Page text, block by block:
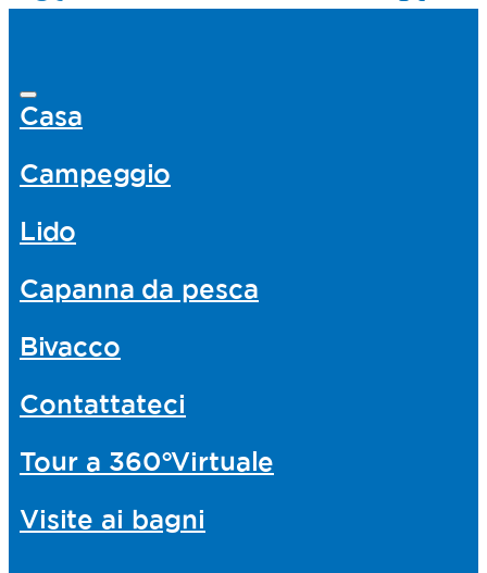
Casa
Campeggio
Lido
Capanna da pesca
Bivacco
Contattateci
Tour a 360°Virtuale
Visite ai bagni